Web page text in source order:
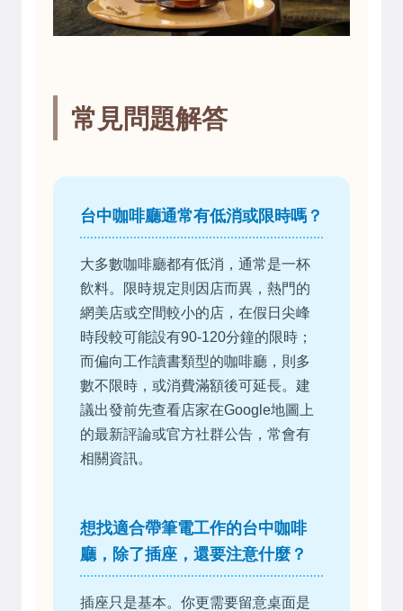
常見問題解答
台中咖啡廳通常有低消或限時嗎？
大多數咖啡廳都有低消，通常是一杯
飲料。限時規定則因店而異，熱門的
網美店或空間較小的店，在假日尖峰
時段較可能設有90-120分鐘的限時；
而偏向工作讀書類型的咖啡廳，則多
數不限時，或消費滿額後可延長。建
議出發前先查看店家在Google地圖上
的最新評論或官方社群公告，常會有
相關資訊。
想找適合帶筆電工作的台中咖啡
廳，除了插座，還要注意什麼？
插座只是基本。你更需要留意桌面是